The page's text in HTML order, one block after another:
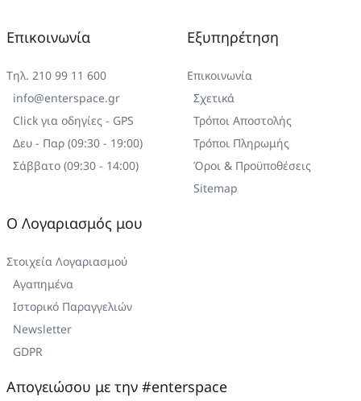
Επικοινωνία
Τηλ. 210 99 11 600
info@enterspace.gr
Click για οδηγίες - GPS
Δευ - Παρ (09:30 - 19:00)
Σάββατο (09:30 - 14:00)
Εξυπηρέτηση
Επικοινωνία
Σχετικά
Τρόποι Αποστολής
Τρόποι Πληρωμής
Όροι & Προϋποθέσεις
Sitemap
Ο Λογαριασμός μου
Στοιχεία Λογαριασμού
Αγαπημένα
Ιστορικό Παραγγελιών
Newsletter
GDPR
Απογειώσου με την #enterspace